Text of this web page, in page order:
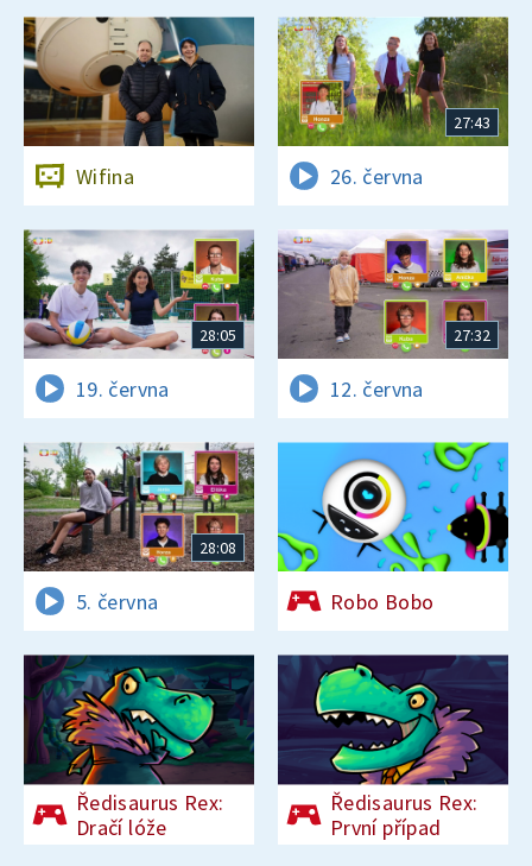
Wifina
27:43
26. června
28:05
19. června
27:32
12. června
28:08
5. června Robo Bobo
Ředisaurus Rex:
Dračí lóže
Ředisaurus Rex:
První případ